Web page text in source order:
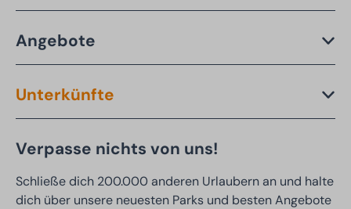
Angebote
Unterkünfte
Verpasse nichts von uns!
Schließe dich 200.000 anderen Urlaubern an und halte
dich über unsere neuesten Parks und besten Angebote